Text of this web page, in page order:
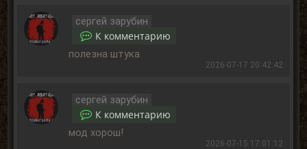
сергей зарубин
К комментарию
полезна штука
2026-07-17 20:42:42
сергей зарубин
К комментарию
мод хорош!
2026-07-15 17:01:12